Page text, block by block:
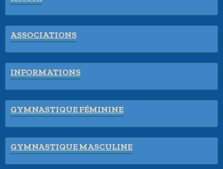
ASSOCIATIONS
INFORMATIONS
GYMNASTIQUE FÉMININE
GYMNASTIQUE MASCULINE